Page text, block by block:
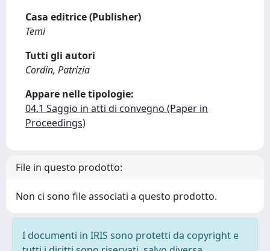
Casa editrice (Publisher)
Temi
Tutti gli autori
Cordin, Patrizia
Appare nelle tipologie:
04.1 Saggio in atti di convegno (Paper in
Proceedings)
File in questo prodotto:
Non ci sono file associati a questo prodotto.
I documenti in IRIS sono protetti da copyright e